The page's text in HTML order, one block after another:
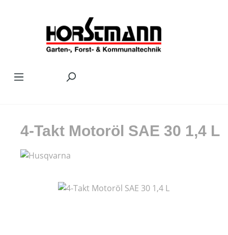
4-Takt Motoröl SAE 30 1,4 L
Bildergalerie überspringen